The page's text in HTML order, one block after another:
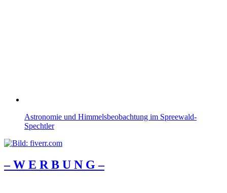
Astronomie und Himmelsbeobachtung im Spreewald-
Spechtler
– W Ε R Β U Ν G –